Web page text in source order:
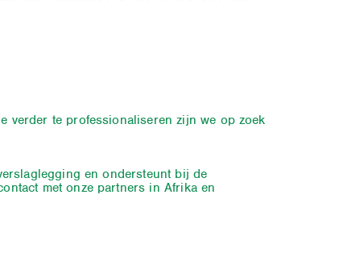
verder te professionaliseren zijn we op zoek
en ondersteunt bij de
met onze partners in Afrika en